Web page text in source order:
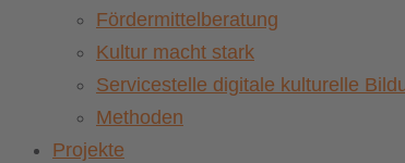
Fördermittelberatung
Kultur macht stark
Servicestelle digitale kulturelle
Methoden
Projekte